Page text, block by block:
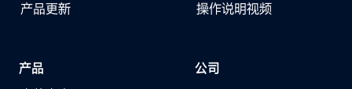
产品更新
操作说明视频
产品
公司